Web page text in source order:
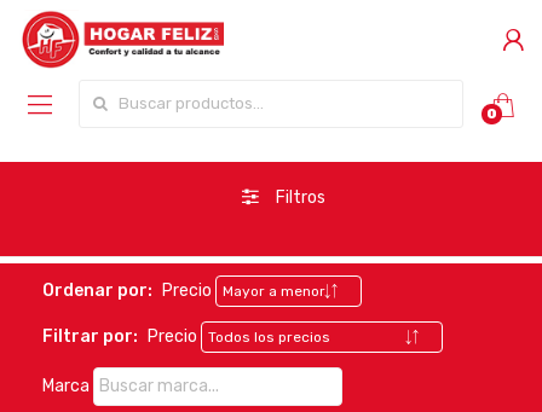
0
Filtros
Ordenar por: Precio
Filtrar por: Precio
Marca